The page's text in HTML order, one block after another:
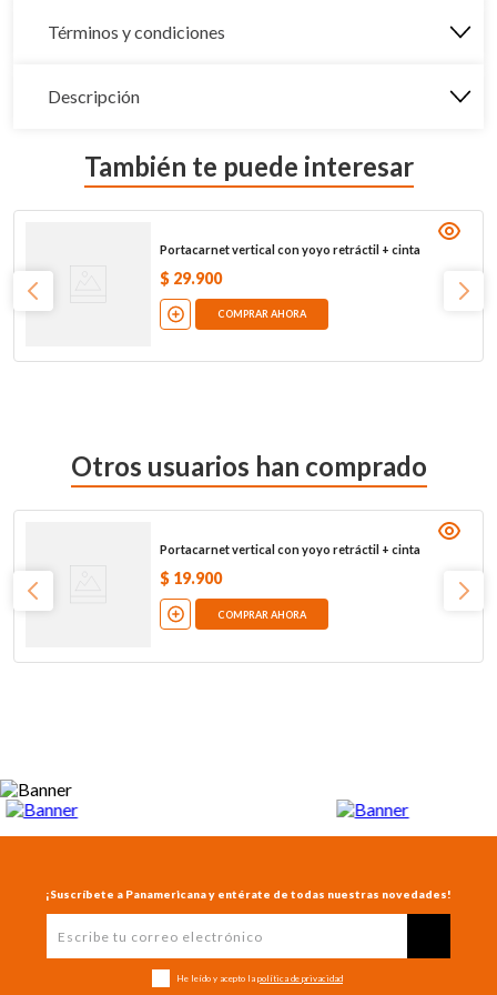
Términos y condiciones
Descripción
También te puede interesar
Portacarnet vertical con yoyo retráctil + cinta
$ 29.900
COMPRAR AHORA
Otros usuarios han comprado
Portacarnet vertical con yoyo retráctil + cinta
$ 19.900
COMPRAR AHORA
¡Suscríbete a Panamericana y entérate de todas nuestras novedades!
He leído y acepto la política de privacidad